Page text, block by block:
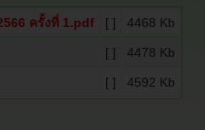
ครั้งที่ 1.pdf [ ] 4468 Kb
[ ] 4478 Kb
[ ] 4592 Kb